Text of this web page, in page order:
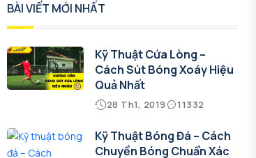
BÀI VIẾT MỚI NHẤT
Kỹ Thuật Cứa Lòng –
Cách Sút Bóng Xoáy Hiệu
Quả Nhất
28 Th1, 2019 11332
Kỹ Thuật Bóng Đá – Cách
Chuyền Bóng Chuẩn Xác